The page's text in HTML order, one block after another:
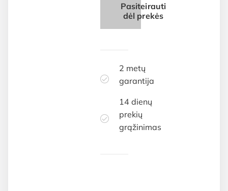
Pasiteirauti
dėl prekės
2 metų
garantija
14 dienų
prekių
grąžinimas